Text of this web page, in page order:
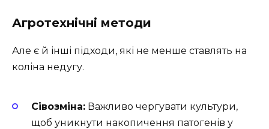
Агротехнічні методи
Але є й інші підходи, які не менше ставлять на
коліна недугу.
Сівозміна: Важливо чергувати культури,
щоб уникнути накопичення патогенів у